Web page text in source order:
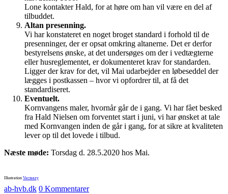
Lone kontakter Hald, for at høre om han vil være en del af
tilbuddet.
Altan presenning.
Vi har konstateret en noget broget standard i forhold til de
presenninger, der er opsat omkring altanerne. Det er derfor
bestyrelsens ønske, at det undersøges om der i vedtægterne
eller husreglementet, er dokumenteret krav for standarden.
Ligger der krav for det, vil Mai udarbejder en løbeseddel der
lægges i postkassen – hvor vi opfordrer til, at få det
standardiseret.
Eventuelt.
Kornvangens maler, hvornår går de i gang. Vi har fået besked
fra Hald Nielsen om forventet start i juni, vi har ønsket at tale
med Kornvangen inden de går i gang, for at sikre at kvaliteten
lever op til det lovede i tilbud.
Næste møde: Torsdag d. 28.5.2020 hos Mai.
Illustration Vecteezy
ab-hvb.dk 0 Kommentarer